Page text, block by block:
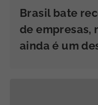
Brasil bate
de empresas,
ainda é um